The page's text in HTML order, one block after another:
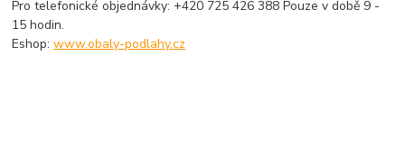
Pro telefonické objednávky: +420 725 426 388 Pouze v době 9 -
15 hodin.
Eshop:www.obaly-podlahy.cz